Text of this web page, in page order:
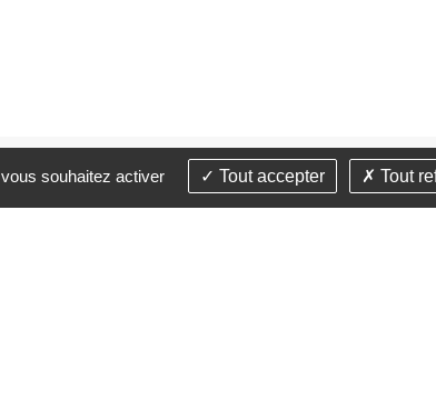
ACCÈS DIRECT
souhaitez activer Tout accepter Tout